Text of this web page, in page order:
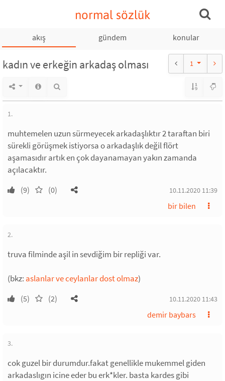
normal sözlük
akış gündem konular
kadın ve erkeğin arkadaş olması 1
1.
muhtemelen uzun sürmeyecek arkadaşlıktır 2 taraftan biri
sürekli görüşmek istiyorsa o arkadaşlık değil flört
aşamasıdır artık en çok dayanamayan yakın zamanda
açılacaktır.
(9) (0) 10.11.2020 11:39
bir bilen
2.
truva filminde aşil in sevdiğim bir repliği var.
(bkz: aslanlar ve ceylanlar dost olmaz)
(5) (2) 10.11.2020 11:43
demir baybars
3.
cok guzel bir durumdur.fakat genellikle mukemmel giden
arkadaslıgın icine eder bu erk*kler. basta kardes gibi